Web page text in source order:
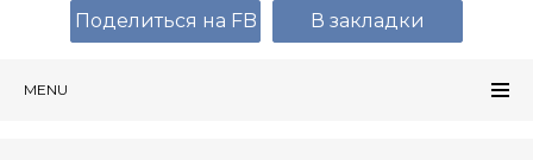
MENU
Поделиться на FB В закладки